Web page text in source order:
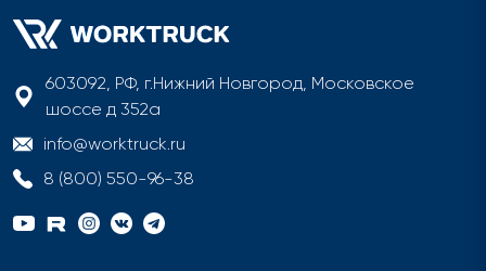
603092, РФ, г.Нижний Новгород, Московское
шоссе д 352а
info@worktruck.ru
8 (800) 550-96-38